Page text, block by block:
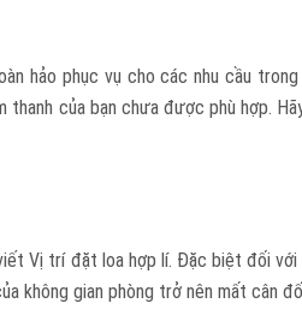
hảo phục vụ cho các nhu cầu
của bạn chưa được phù hợp.
Vị trí đặt loa hợp lí. Đặc biệt đối với
không gian phòng trở nên mất cân